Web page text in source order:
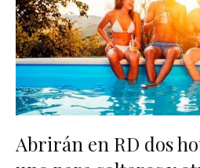
Abrirán en RD dos